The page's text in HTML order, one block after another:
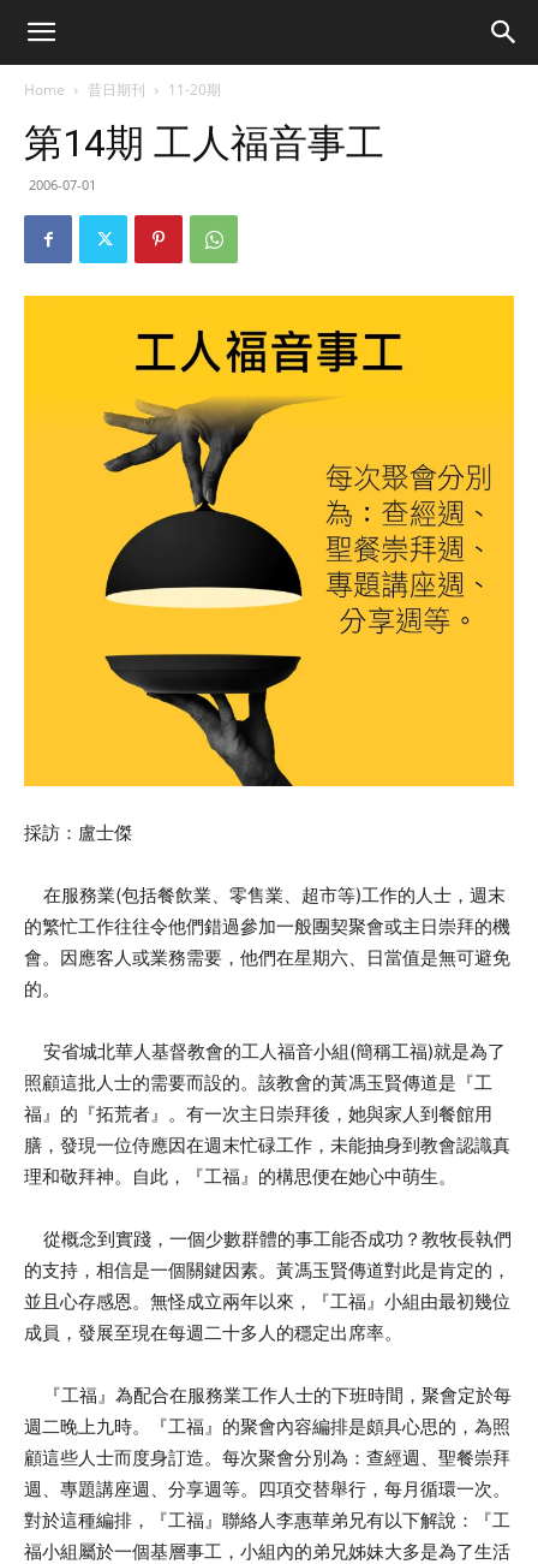
Home 昔日期刊 11-20期
第14期 工人福音事工
2006-07-01
採訪：盧士傑
在服務業(包括餐飲業、零售業、超市等)工作的人士，週末
的繁忙工作往往令他們錯過參加一般團契聚會或主日崇拜的機
會。因應客人或業務需要，他們在星期六、日當值是無可避免
的。
安省城北華人基督教會的工人福音小組(簡稱工福)就是為了
照顧這批人士的需要而設的。該教會的黃馮玉賢傳道是『工
福』的『拓荒者』。有一次主日崇拜後，她與家人到餐館用
膳，發現一位侍應因在週末忙碌工作，未能抽身到教會認識真
理和敬拜神。自此，『工福』的構思便在她心中萌生。
從概念到實踐，一個少數群體的事工能否成功？教牧長執們
的支持，相信是一個關鍵因素。黃馮玉賢傳道對此是肯定的，
並且心存感恩。無怪成立兩年以來，『工福』小組由最初幾位
成員，發展至現在每週二十多人的穩定出席率。
『工福』為配合在服務業工作人士的下班時間，聚會定於每
週二晚上九時。『工福』的聚會內容編排是頗具心思的，為照
顧這些人士而度身訂造。每次聚會分別為：查經週、聖餐崇拜
週、專題講座週、分享週等。四項交替舉行，每月循環一次。
對於這種編排，『工福』聯絡人李惠華弟兄有以下解說：『工
福小組屬於一個基層事工，小組內的弟兄姊妹大多是為了生活